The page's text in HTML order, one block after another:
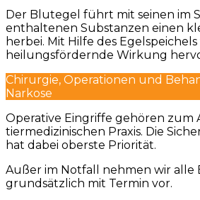
Der Blutegel führt mit seinen im
enthaltenen Substanzen einen
herbei. Mit Hilfe des
heilungsfördernde Wirkung
Chirurgie, Operationen und
Narkose
Operative Eingriffe gehören zum
tiermedizinischen Praxis. Die
hat dabei oberste Priorität.
Außer im Notfall nehmen wir alle
grundsätzlich mit Termin vor.